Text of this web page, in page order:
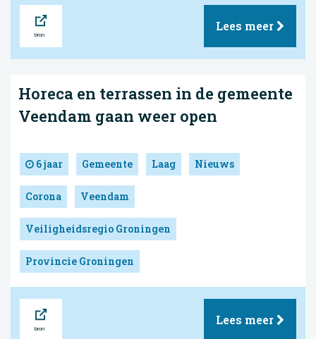
Lees meer
Horeca en terrassen in de gemeente
Veendam gaan weer open
6 jaar Gemeente Laag Nieuws
Corona Veendam
Veiligheidsregio Groningen
Provincie Groningen
Lees meer